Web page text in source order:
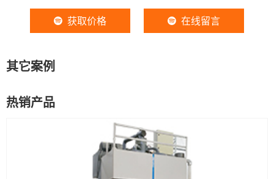
获取价格 在线留言
其它案例
热销产品